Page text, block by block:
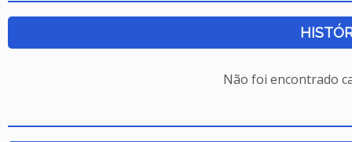
Não foi encontrado